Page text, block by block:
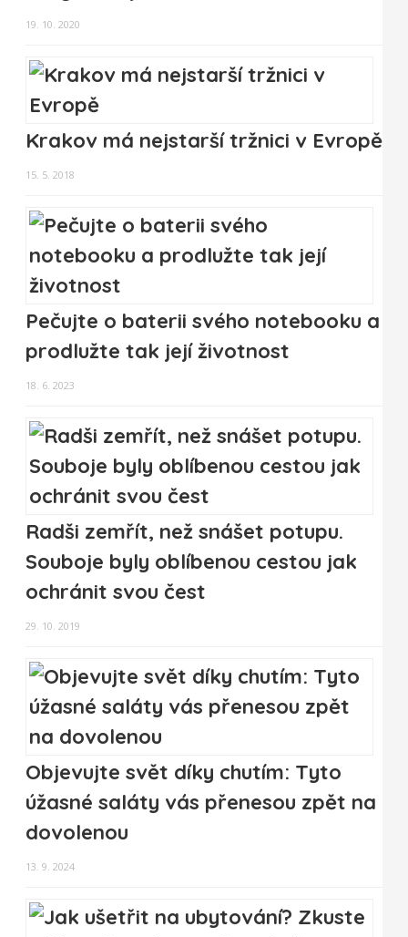
19. 10. 2020
Krakov má nejstarší tržnici v Evropě
15. 5. 2018
Pečujte o baterii svého notebooku a
prodlužte tak její životnost
18. 6. 2023
Radši zemřít, než snášet potupu.
Souboje byly oblíbenou cestou jak
ochránit svou čest
29. 10. 2019
Objevujte svět díky chutím: Tyto
úžasné saláty vás přenesou zpět na
dovolenou
13. 9. 2024